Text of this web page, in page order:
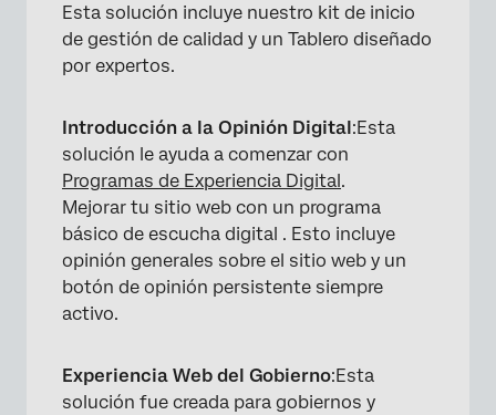
Esta solución incluye nuestro kit de inicio
de gestión de calidad y un Tablero diseñado
por expertos.
Introducción a la Opinión Digital:Esta
solución le ayuda a comenzar con
Programas de Experiencia Digital.
Mejorar tu sitio web con un programa
básico de escucha digital . Esto incluye
opinión generales sobre el sitio web y un
botón de opinión persistente siempre
activo.
Experiencia Web del Gobierno:Esta
solución fue creada para gobiernos y